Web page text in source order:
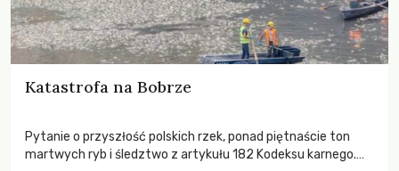
Katastrofa na Bobrze
Pytanie o przyszłość polskich rzek, ponad piętnaście ton
martwych ryb i śledztwo z artykułu 182 Kodeksu karnego.